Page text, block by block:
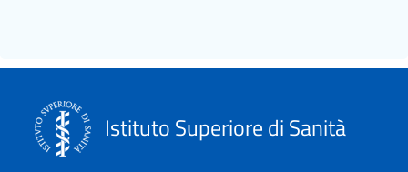
Istituto Superiore di Sanità